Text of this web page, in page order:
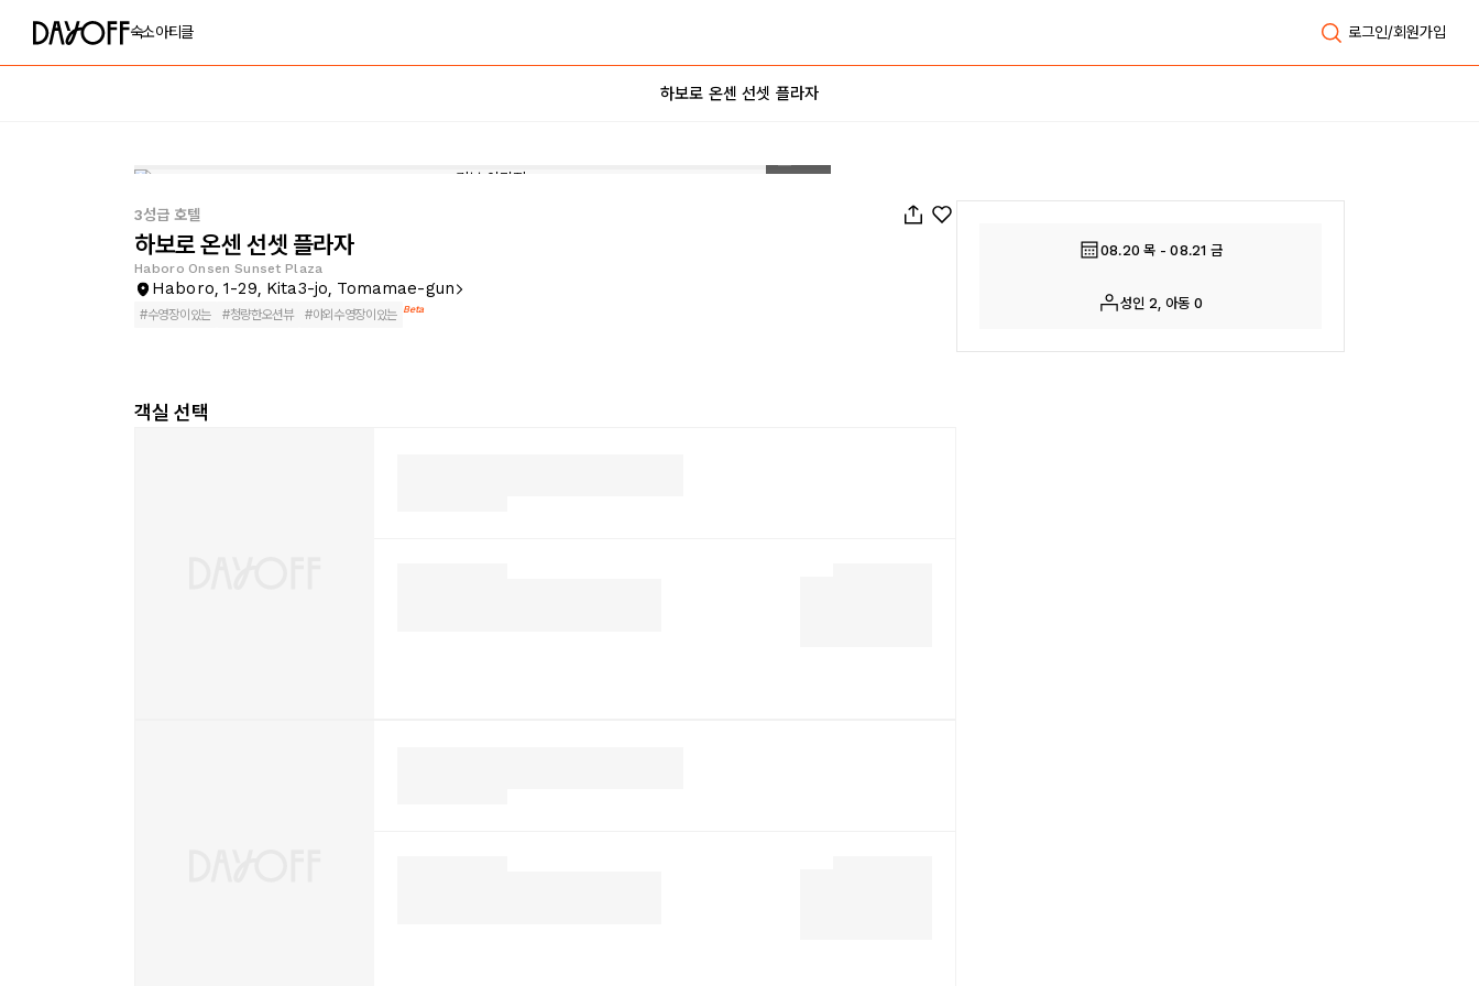
숙소아티클 로그인/회원가입
하보로 온센 선셋 플라자
3성급 호텔
하보로 온센 선셋 플라자
Haboro Onsen Sunset Plaza
Haboro, 1-29, Kita3-jo, Tomamae-gun
#수영장이있는 #청량한오션뷰 #야외수영장이있는 Beta
객실 선택
08.20 목 - 08.21 금
성인 2, 아동 0